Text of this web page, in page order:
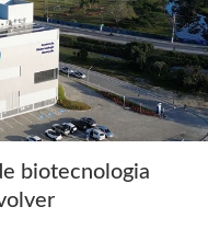
biotecnologia